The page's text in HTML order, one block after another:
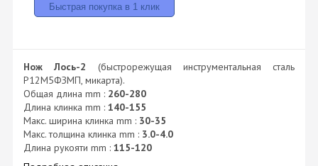
Нож Лось-2 (быстрорежущая инструментальная сталь
Р12М5ФЗМП, микарта).
Общая длина mm : 260-280
Длина клинка mm : 140-155
Макс. ширина клинка mm : 30-35
Макс. толщина клинка mm : 3.0-4.0
Длина рукояти mm : 115-120